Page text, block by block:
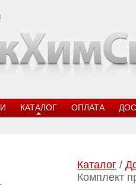
КАТАЛОГ ОПЛАТА
Каталог /
Комплект